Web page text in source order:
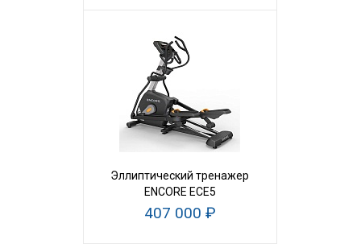
Эллиптический тренажер
ENCORE ECE5
407 000 ₽